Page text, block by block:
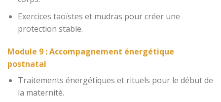
Exercices taoïstes et mudras pour créer une
protection stable.
Module 9 : Accompagnement énergétique
postnatal
Traitements énergétiques et rituels pour le début de
la maternité.